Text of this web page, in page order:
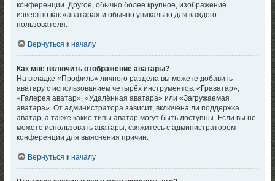
конференции. Другое, обычно более крупное, изображение
известно как «аватара» и обычно уникально для каждого
пользователя.
Вернуться к началу
Как мне включить отображение аватары?
На вкладке «Профиль» личного раздела вы можете добавить
аватару с использованием четырёх инструментов: «Граватар»,
«Галерея аватар», «Удалённая аватара» или «Загружаемая
аватара». От администратора зависит, включена ли поддержка
аватар, а также какие типы аватар могут быть доступны. Если вы не
можете использовать аватары, свяжитесь с администратором
конференции для выяснения причин.
Вернуться к началу